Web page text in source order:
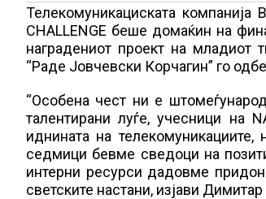
Телекомуникациската компанија
CHALLENGE беше домаќин на
наградениот проект на младиот
“Раде Јовчевски Корчагин” го
“Особена чест ни е
талентирани луѓе, учесници на
иднината на
седмици бевме сведоци на
интерни ресурси дадовме
светските настани, изјави